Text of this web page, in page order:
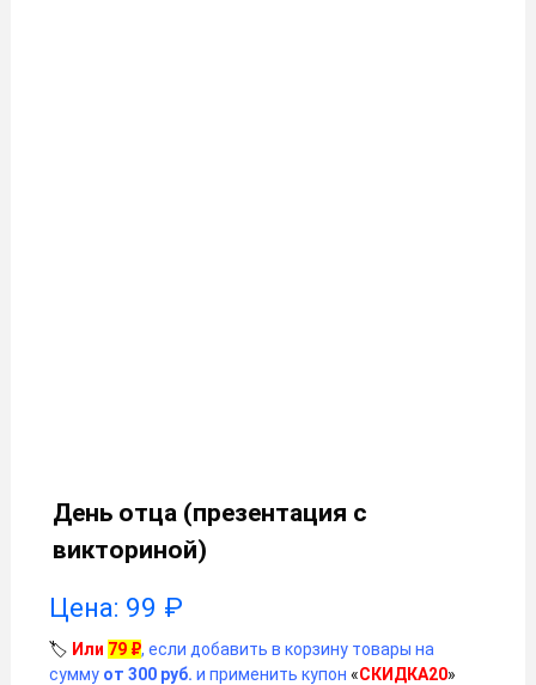
День отца (презентация с
викториной)
Цена: 99 ₽
🏷️ Или 79 ₽, если добавить в корзину товары на
сумму от 300 руб. и применить купон «СКИДКА20»